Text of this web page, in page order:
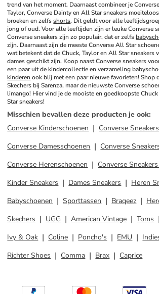
trend van het moment. Daarnaast combineer je
Taylor, Converse Dainty en All Star sneakers
broeken en zelfs shorts. Dit geldt voor alle
jong of oud. Voor alle leeftijden zijn er leuke Converse
Converse sneakers zijn zo populair, dat er zelfs
zijn. Daarnaast zijn de meeste Converse All Star
wat betekent dat de Chuck, Taylor en All Star sneakers
dames geschikt zijn. Koop naast Converse sneakers
kinderen ook blij met een paar nieuwe favorieten! Shop
Skechers bij Sarenza, maar de nieuwste Converse
limango! Hier vind je de mooiste en goedkoopste
Star sneakers!
Misschien bevallen deze producten je ook:
Converse Kinderschoenen
Converse
Converse Damesschoenen
Converse
Converse Herenschoenen
Converse
Kinder Sneakers
Dames Sneakers
Heren
Babyschoenen
Sporttassen Braqeez
Skechers
UGG American Vintage Toms
Ivy & Oak
Coline Poncho's EMU
Richter Shoes
Comma Brax Caprice